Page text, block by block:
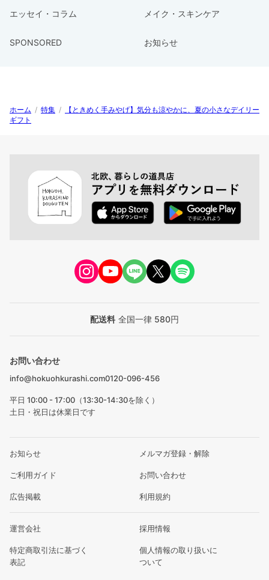
エッセイ・コラム メイク・スキンケア
SPONSORED お知らせ
ホーム / 特集 /
【ときめく手みやげ】気分も涼やかに、夏の小さなデイリー
ギフト
配送料 全国一律 580円
お問い合わせ
info@hokuohkurashi.com0120-096-456
平日 10:00 - 17:00（13:30-14:30を除く）
土日・祝日は休業日です
お知らせ メルマガ登録・解除
ご利用ガイド お問い合わせ
広告掲載 利用規約
運営会社 採用情報
特定商取引法に基づく
表記
個人情報の取り扱いに
ついて